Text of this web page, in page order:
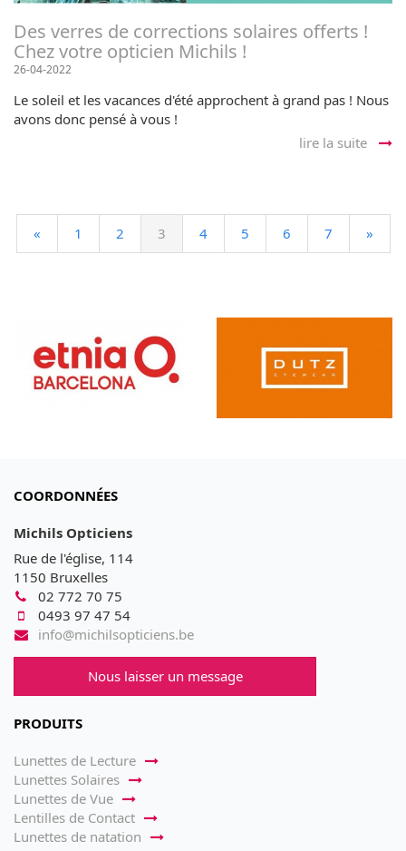
Des verres de corrections solaires offerts !
Chez votre opticien Michils !
26-04-2022
Le soleil et les vacances d'été approchent à grand pas ! Nous
avons donc pensé à vous !
lire la suite
« 1 2 3 4 5 6 7 »
COORDONNÉES
Michils Opticiens
Rue de l'église, 114
1150 Bruxelles
02 772 70 75
0493 97 47 54
info@michilsopticiens.be
Nous laisser un message
PRODUITS
Lunettes de Lecture
Lunettes Solaires
Lunettes de Vue
Lentilles de Contact
Lunettes de natation